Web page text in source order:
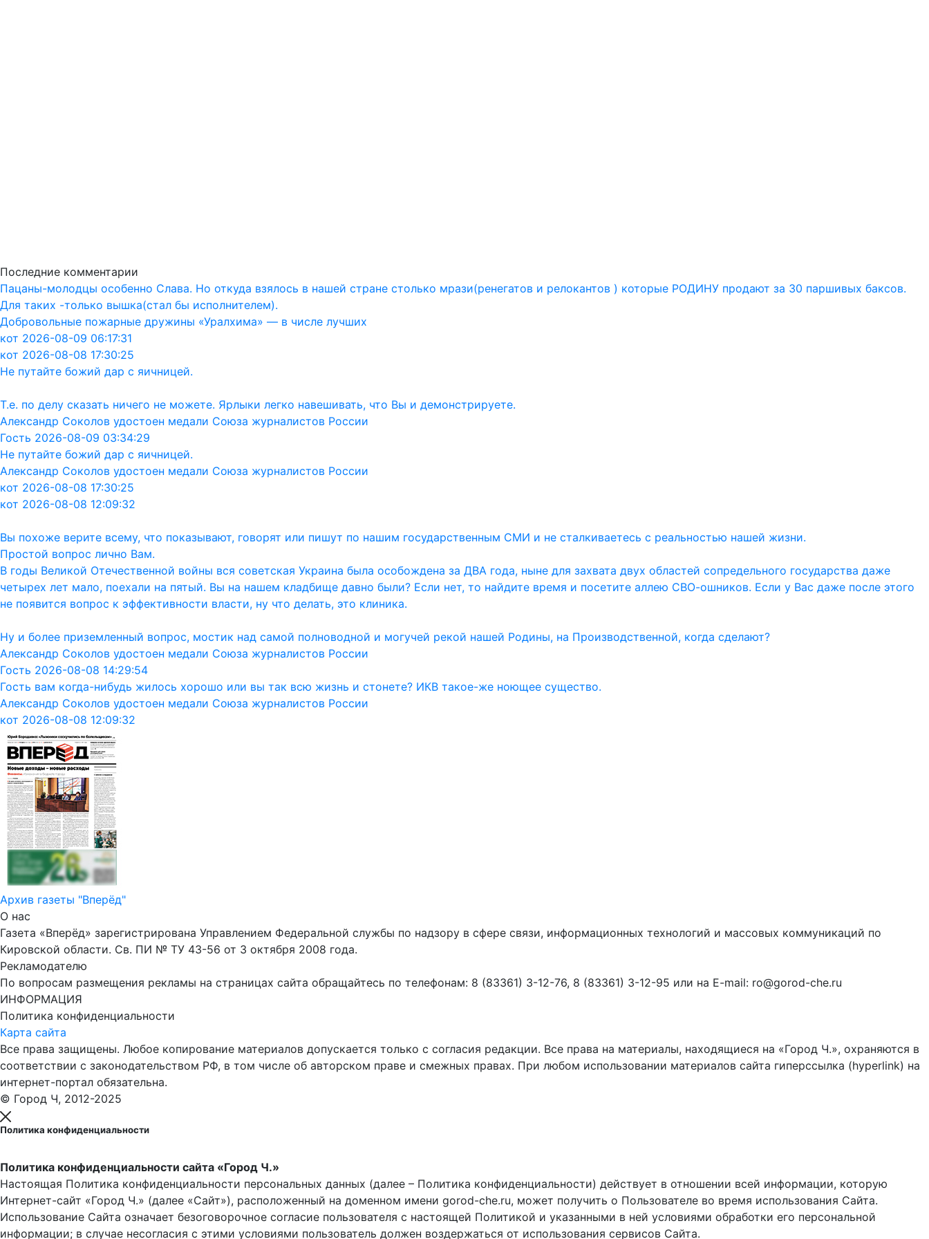
Последние комментарии
Пацаны-молодцы особенно Слава. Но откуда взялось в нашей стране столько мрази(ренегатов и релокантов ) которые РОДИНУ продают за 30 паршивых баксов.
Для таких -только вышка(стал бы исполнителем).
Добровольные пожарные дружины «Уралхима» — в числе лучших
кот 2026-08-09 06:17:31
кот 2026-08-08 17:30:25
Не путайте божий дар с яичницей.
Т.е. по делу сказать ничего не можете. Ярлыки легко навешивать, что Вы и демонстрируете.
Александр Соколов удостоен медали Союза журналистов России
Гость 2026-08-09 03:34:29
Не путайте божий дар с яичницей.
Александр Соколов удостоен медали Союза журналистов России
кот 2026-08-08 17:30:25
кот 2026-08-08 12:09:32
Вы похоже верите всему, что показывают, говорят или пишут по нашим государственным СМИ и не сталкиваетесь с реальностью нашей жизни.
Простой вопрос лично Вам.
В годы Великой Отечественной войны вся советская Украина была особождена за ДВА года, ныне для захвата двух областей сопредельного государства даже
четырех лет мало, поехали на пятый. Вы на нашем кладбище давно были? Если нет, то найдите время и посетите аллею СВО-ошников. Если у Вас даже после этого
не появится вопрос к эффективности власти, ну что делать, это клиника.
Ну и более приземленный вопрос, мостик над самой полноводной и могучей рекой нашей Родины, на Производственной, когда сделают?
Александр Соколов удостоен медали Союза журналистов России
Гость 2026-08-08 14:29:54
Гость вам когда-нибудь жилось хорошо или вы так всю жизнь и стонете? ИКВ такое-же ноющее существо.
Александр Соколов удостоен медали Союза журналистов России
кот 2026-08-08 12:09:32
Архив газеты "Вперёд"
О нас
Газета «Вперёд» зарегистрирована Управлением Федеральной службы по надзору в сфере связи, информационных технологий и массовых коммуникаций по
Кировской области. Св. ПИ № ТУ 43-56 от 3 октября 2008 года.
Рекламодателю
По вопросам размещения рекламы на страницах сайта обращайтесь по телефонам: 8 (83361) 3-12-76, 8 (83361) 3-12-95 или на E-mail: ro@gorod-che.ru
ИНФОРМАЦИЯ
Политика конфиденциальности
Карта сайта
Все права защищены. Любое копирование материалов допускается только с согласия редакции. Все права на материалы, находящиеся на «Город Ч.», охраняются в
соответствии с законодательством РФ, в том числе об авторском праве и смежных правах. При любом использовании материалов сайта гиперссылка (hyperlink) на
интернет-портал обязательна.
© Город Ч, 2012-2025
Политика конфиденциальности
Политика конфиденциальности сайта «Город Ч.»
Настоящая Политика конфиденциальности персональных данных (далее – Политика конфиденциальности) действует в отношении всей информации, которую
Интернет-сайт «Город Ч.» (далее «Сайт»), расположенный на доменном имени gorod-che.ru, может получить о Пользователе во время использования Cайта.
Использование Сайта означает безоговорочное согласие пользователя с настоящей Политикой и указанными в ней условиями обработки его персональной
информации; в случае несогласия с этими условиями пользователь должен воздержаться от использования сервисов Сайта.